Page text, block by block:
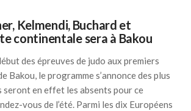
Kelmendi, Buchard et
continentale sera à Bakou
des épreuves de judo aux premiers
Bakou, le programme s’annonce des plus
seront en effet les absents pour ce
vous de l’été. Parmi les dix Européens